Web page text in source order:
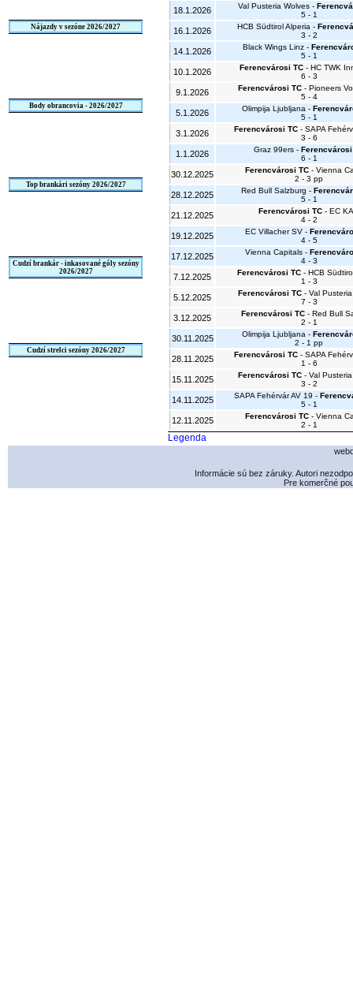
Nájazdy v sezóne 2026/2027
Body obrancovia - 2026/2027
Top brankári sezóny 2026/2027
Cudzí brankár - inkasované góly sezóny
2026/2027
Cudzí strelci sezóny 2026/2027
18.1.2026 Val Pusteria Wolves -
5 - 1
16.1.2026 HCB Südtirol Alperia -
3 - 2
14.1.2026 Black Wings Linz -
5 - 1
10.1.2026 Ferencvárosi TC- HC TWK
6 - 3
9.1.2026 Ferencvárosi TC- Pioneers
5 - 4
5.1.2026 Olimpija Ljubljana -
5 - 1
3.1.2026 Ferencvárosi TC - SAPA
3 - 6
1.1.2026 Graz 99ers - Ferencvárosi
6 - 1
30.12.2025 Ferencvárosi TC- Vienna
2 - 3 pp
28.12.2025 Red Bull Salzburg -
5 - 1
21.12.2025 Ferencvárosi TC - EC
4 - 2
19.12.2025 EC Villacher SV -
4 - 5
17.12.2025 Vienna Capitals -
4 - 3
7.12.2025 Ferencvárosi TC- HCB
1 - 3
5.12.2025 Ferencvárosi TC- Val Pusteria
7 - 3
3.12.2025 Ferencvárosi TC- Red Bull
2 - 1
30.11.2025 Olimpija Ljubljana -
2 - 1 pp
28.11.2025 Ferencvárosi TC - SAPA
1 - 6
15.11.2025 Ferencvárosi TC- Val Pusteria
3 - 2
14.11.2025 SAPA Fehérvár AV 19 -
5 - 1
12.11.2025 Ferencvárosi TC- Vienna
2 - 1
Legenda
Informácie sú bez záruky. Autori
Pre komerčné